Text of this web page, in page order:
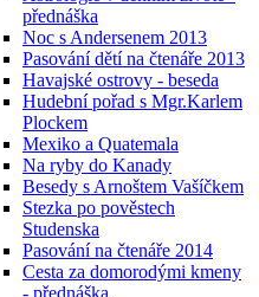
přednáška
Noc s Andersenem 2013
Pasování dětí na čtenáře 2013
Havajské ostrovy - beseda
Hudební pořad s Mgr.Karlem
Plockem
Mexiko a Quatemala
Na ryby do Kanady
Besedy s Arnoštem Vašíčkem
Stezka po pověstech
Studenska
Pasování na čtenáře 2014
Cesta za domorodými kmeny
- přednáška